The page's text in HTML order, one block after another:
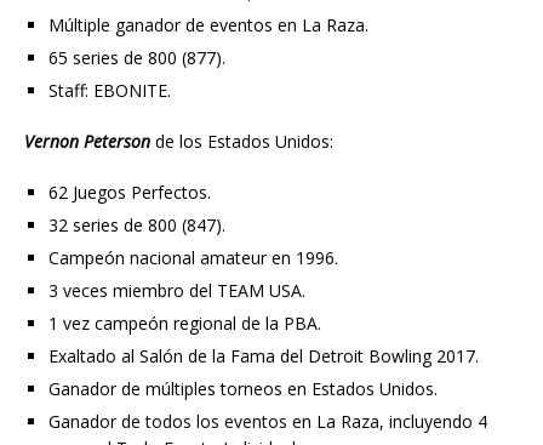
Múltiple ganador de eventos en La Raza.
65 series de 800 (877).
Staff: EBONITE.
Vernon Peterson de los Estados Unidos:
62 Juegos Perfectos.
32 series de 800 (847).
Campeón nacional amateur en 1996.
3 veces miembro del TEAM USA.
1 vez campeón regional de la PBA.
Exaltado al Salón de la Fama del Detroit Bowling 2017.
Ganador de múltiples torneos en Estados Unidos.
Ganador de todos los eventos en La Raza, incluyendo 4